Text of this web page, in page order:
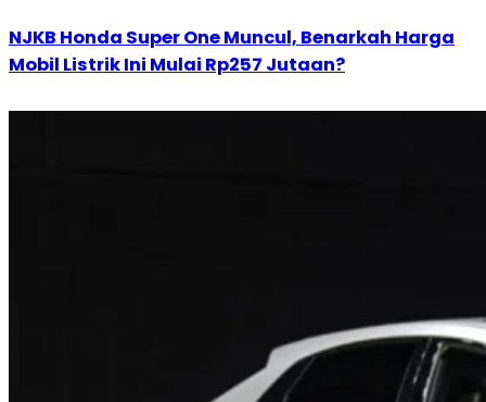
NJKB Honda Super One Muncul, Benarkah Harga
Mobil Listrik Ini Mulai Rp257 Jutaan?